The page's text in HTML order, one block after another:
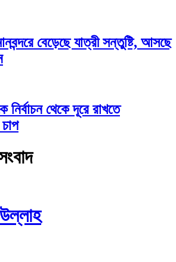
বেড়েছে যাত্রী সন্তুষ্টি, আসছে
নির্বাচন থেকে দূরে রাখতে